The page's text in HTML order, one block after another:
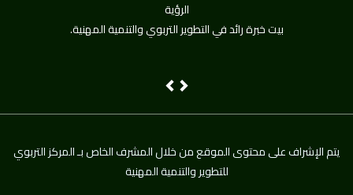
الرؤية
بيت خبرة رائد في التطوير التربوي والتنمية المهنية.
Next
يتم اﻹشراف على محتوى الموقع من خلال المشرف الخاص بـ المركز التربوي
للتطوير والتنمية المهنية